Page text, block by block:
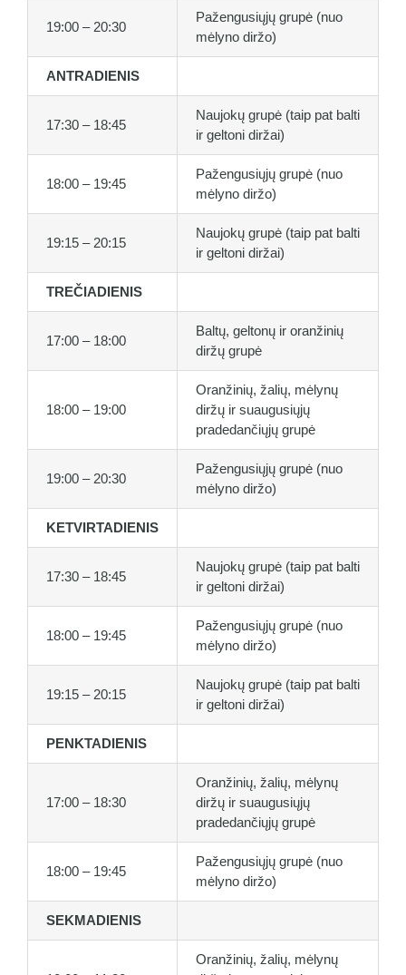
19:00 – 20:30
Pažengusiųjų grupė (nuo
mėlyno diržo)
ANTRADIENIS
17:30 – 18:45
Naujokų grupė (taip pat balti
ir geltoni diržai)
18:00 – 19:45
Pažengusiųjų grupė (nuo
mėlyno diržo)
19:15 – 20:15
Naujokų grupė (taip pat balti
ir geltoni diržai)
TREČIADIENIS
17:00 – 18:00
Baltų, geltonų ir oranžinių
diržų grupė
18:00 – 19:00
Oranžinių, žalių, mėlynų
diržų ir suaugusiųjų
pradedančiųjų grupė
19:00 – 20:30
Pažengusiųjų grupė (nuo
mėlyno diržo)
KETVIRTADIENIS
17:30 – 18:45
Naujokų grupė (taip pat balti
ir geltoni diržai)
18:00 – 19:45
Pažengusiųjų grupė (nuo
mėlyno diržo)
19:15 – 20:15
Naujokų grupė (taip pat balti
ir geltoni diržai)
PENKTADIENIS
17:00 – 18:30
Oranžinių, žalių, mėlynų
diržų ir suaugusiųjų
pradedančiųjų grupė
18:00 – 19:45
Pažengusiųjų grupė (nuo
mėlyno diržo)
SEKMADIENIS
Oranžinių, žalių, mėlynų